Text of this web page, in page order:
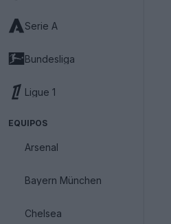
Serie A
Bundesliga
Ligue 1
EQUIPOS
Arsenal
Bayern München
Chelsea